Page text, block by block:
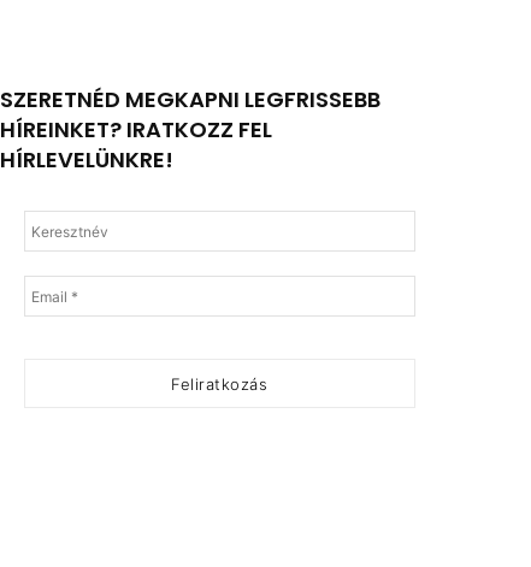
SZERETNÉD MEGKAPNI LEGFRISSEBB
HÍREINKET? IRATKOZZ FEL
HÍRLEVELÜNKRE!